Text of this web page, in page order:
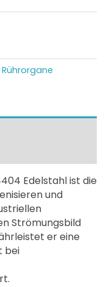
Rührorgane
Edelstahl ist die
und
Strömungsbild
er eine
bei